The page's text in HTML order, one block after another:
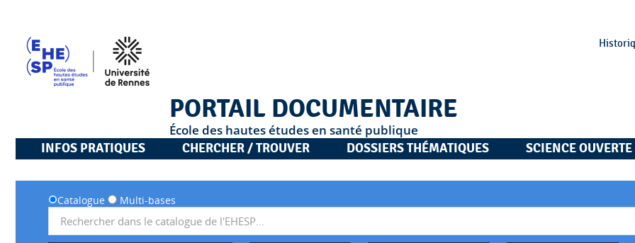
PORTAIL DOCUMENTAIRE
École des hautes études en santé publique
INFOS PRATIQUES
CHERCHER / TROUVER DOSSIERS THÉMATIQUES SCIENCE OUVERTE
Catalogue Multi-bases